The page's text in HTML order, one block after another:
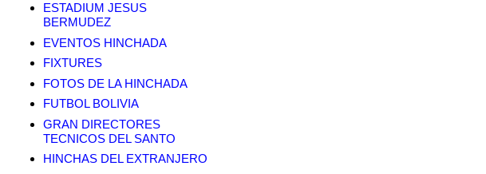
ESTADIUM JESUS
BERMUDEZ
EVENTOS HINCHADA
FIXTURES
FOTOS DE LA HINCHADA
FUTBOL BOLIVIA
GRAN DIRECTORES
TECNICOS DEL SANTO
HINCHAS DEL EXTRANJERO